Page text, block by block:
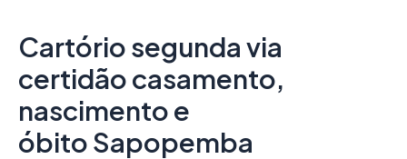
Cartório segunda via
certidão casamento,
nascimento e
óbito Sapopemba